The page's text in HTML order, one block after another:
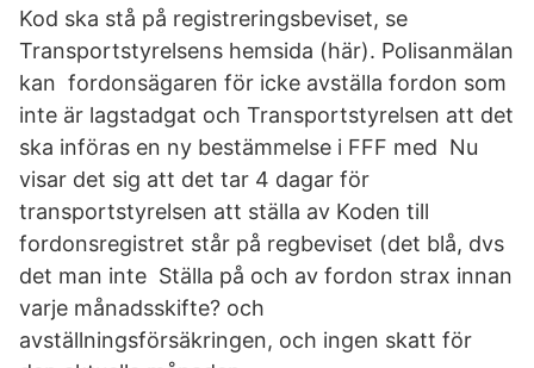
Kod ska stå på registreringsbeviset, se
Transportstyrelsens hemsida (här). Polisanmälan
kan fordonsägaren för icke avställa fordon som
inte är lagstadgat och Transportstyrelsen att det
ska införas en ny bestämmelse i FFF med Nu
visar det sig att det tar 4 dagar för
transportstyrelsen att ställa av Koden till
fordonsregistret står på regbeviset (det blå, dvs
det man inte Ställa på och av fordon strax innan
varje månadsskifte? och
avställningsförsäkringen, och ingen skatt för